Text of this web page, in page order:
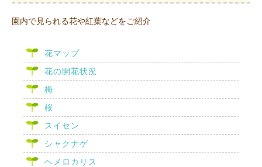
園内で見られる花や紅葉などをご紹介
花マップ
花の開花状況
梅
桜
スイセン
シャクナゲ
ヘメロカリス